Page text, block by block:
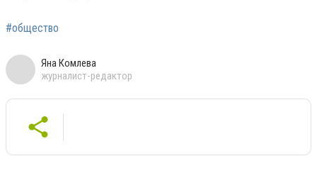
#общество
Яна Комлева
журналист-редактор